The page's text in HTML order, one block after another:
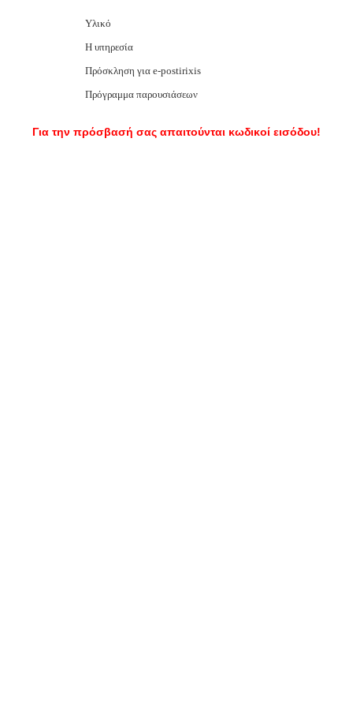
Υλικό
Η υπηρεσία
Πρόσκληση για e-postirixis
Πρόγραμμα παρουσιάσεων
Για την πρόσβασή σας απαιτούνται κωδικοί εισόδου!